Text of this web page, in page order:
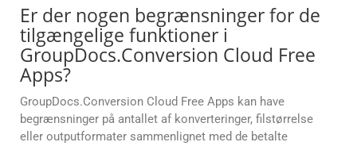
Er der nogen begrænsninger for de
tilgængelige funktioner i
GroupDocs.Conversion Cloud Free
Apps?
GroupDocs.Conversion Cloud Free Apps kan have
begrænsninger på antallet af konverteringer, filstørrelse
eller outputformater sammenlignet med de betalte